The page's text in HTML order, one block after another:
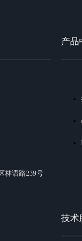
林语路239号
产品
技术